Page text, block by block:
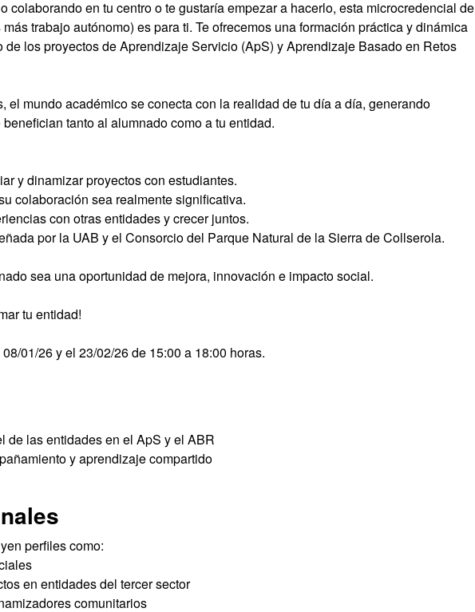
colaborando en tu centro o te gustaría empezar a hacerlo, esta microcredencial de
trabajo autónomo) es para ti. Te ofrecemos una formación práctica y dinámica
de los proyectos de Aprendizaje Servicio (ApS) y Aprendizaje Basado en Retos
el mundo académico se conecta con la realidad de tu día a día, generando
tanto al alumnado como a tu entidad.
y dinamizar proyectos con estudiantes.
colaboración sea realmente significativa.
con otras entidades y crecer juntos.
por la UAB y el Consorcio del Parque Natural de la Sierra de Collserola.
sea una oportunidad de mejora, innovación e impacto social.
tu entidad!
01/26 y el 23/02/26 de 15:00 a 18:00 horas.
de las entidades en el ApS y el ABR
y aprendizaje compartido
perfiles como:
en entidades del tercer sector
comunitarios